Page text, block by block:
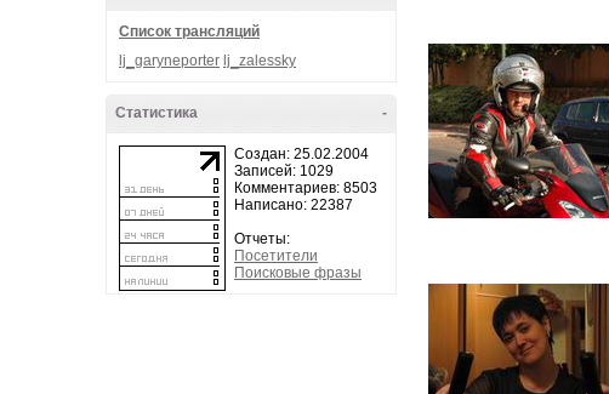
Список трансляций
lj_garyneporter lj_zalessky
-
Статистика
Создан: 25.02.2004
Записей: 1029
Комментариев: 8503
Написано: 22387
Отчеты:
Посетители
Поисковые фразы